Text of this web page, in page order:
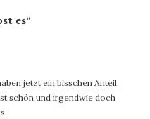
es“
jetzt ein bisschen Anteil
schön und irgendwie doch